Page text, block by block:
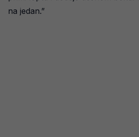
na jedan.”